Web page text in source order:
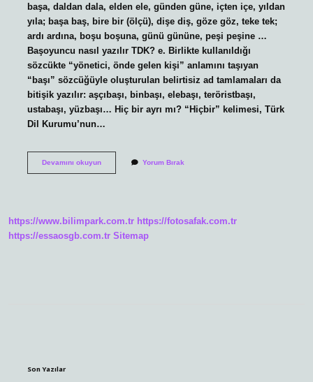
başa, daldan dala, elden ele, günden güne, içten içe, yıldan
yıla; başa baş, bire bir (ölçü), dişe diş, göze göz, teke tek;
ardı ardına, boşu boşuna, günü gününe, peşi peşine …
Başoyuncu nasıl yazılır TDK? e. Birlikte kullanıldığı
sözcükte “yönetici, önde gelen kişi” anlamını taşıyan
“başı” sözcüğüyle oluşturulan belirtisiz ad tamlamaları da
bitişik yazılır: aşçıbaşı, binbaşı, elebaşı, teröristbaşı,
ustabaşı, yüzbaşı… Hiç bir ayrı mı? “Hiçbir” kelimesi, Türk
Dil Kurumu’nun…
Devamını okuyunBaşaktör
Yorum Bırak
https://www.bilimpark.com.tr https://fotosafak.com.tr
https://essaosgb.com.tr Sitemap
Son Yazılar